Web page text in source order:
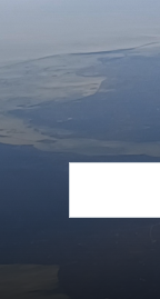
di due
ad
Roma e
Latein -